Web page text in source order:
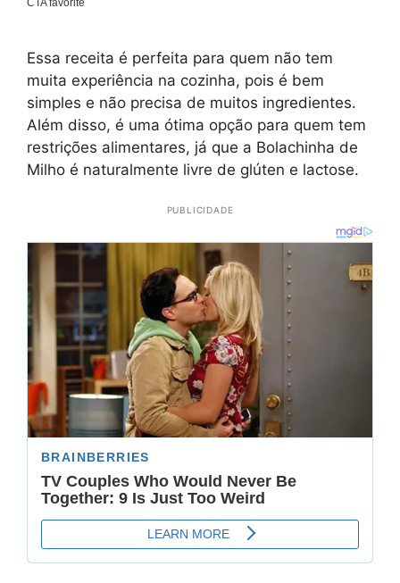
Essa receita é perfeita para quem não tem
muita experiência na cozinha, pois é bem
simples e não precisa de muitos ingredientes.
Além disso, é uma ótima opção para quem tem
restrições alimentares, já que a Bolachinha de
Milho é naturalmente livre de glúten e lactose.
PUBLICIDADE